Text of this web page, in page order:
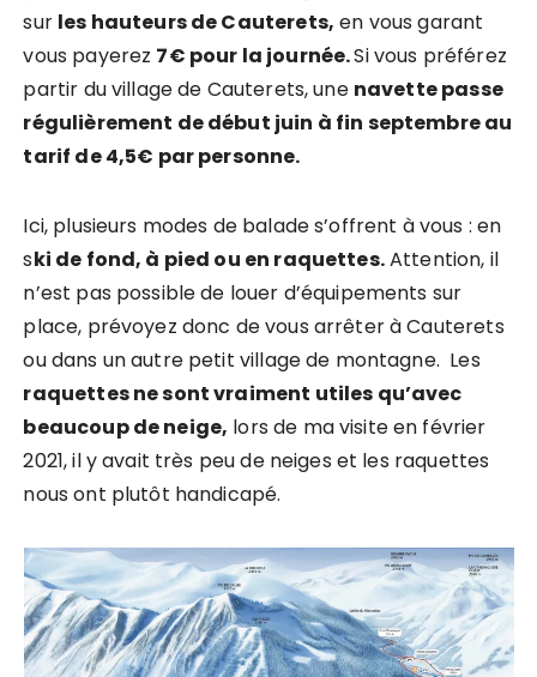
sur les hauteurs de Cauterets, en vous garant
vous payerez 7€ pour la journée.Si vous préférez
partir du village de Cauterets, une navette passe
régulièrement de début juin à fin septembre au
tarif de 4,5€ par personne.
Ici, plusieurs modes de balade s’offrent à vous : en
ski de fond, à pied ou en raquettes.Attention, il
n’est pas possible de louer d’équipements sur
place, prévoyez donc de vous arrêter à Cauterets
ou dans un autre petit village de montagne. Les
raquettes ne sont vraiment utiles qu’avec
beaucoup de neige, lors de ma visite en février
2021, il y avait très peu de neiges et les raquettes
nous ont plutôt handicapé.